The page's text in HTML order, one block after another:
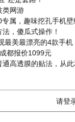
类网游
属，趣味挖孔手机壁
，傻瓜式操作！
最美最漂亮的4款手机
都报价1099元
高透膜的贴法，从
请登